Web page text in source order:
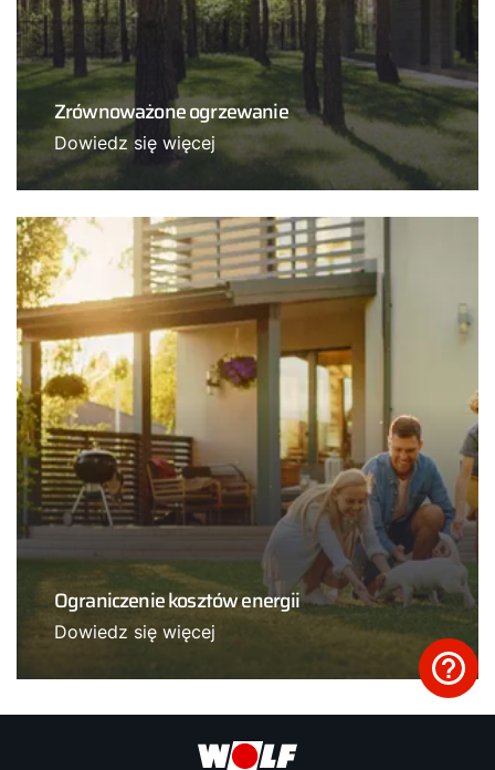
Zrównoważone ogrzewanie
Dowiedz się więcej
Ograniczenie kosztów energii
Dowiedz się więcej